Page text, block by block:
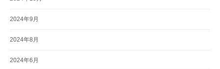
2024年9月
2024年8月
2024年6月